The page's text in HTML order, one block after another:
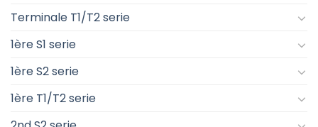
Terminale T1/T2 serie
1ère S1 serie
1ère S2 serie
1ère T1/T2 serie